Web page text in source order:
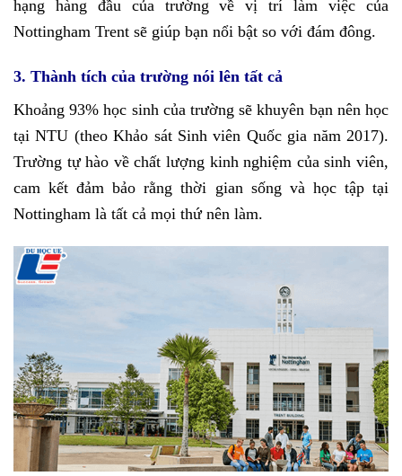
hạng hàng đầu của trường về vị trí làm việc của
Nottingham Trent sẽ giúp bạn nổi bật so với đám đông.
3. Thành tích của trường nói lên tất cả
Khoảng 93% học sinh của trường sẽ khuyên bạn nên học
tại NTU (theo Khảo sát Sinh viên Quốc gia năm 2017).
Trường tự hào về chất lượng kinh nghiệm của sinh viên,
cam kết đảm bảo rằng thời gian sống và học tập tại
Nottingham là tất cả mọi thứ nên làm.